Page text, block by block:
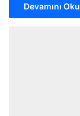
Devamını